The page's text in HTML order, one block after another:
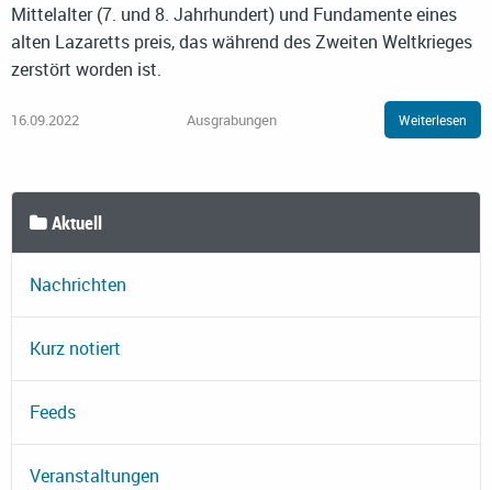
Mittelalter (7. und 8. Jahrhundert) und Fundamente eines
alten Lazaretts preis, das während des Zweiten Weltkrieges
zerstört worden ist.
16.09.2022 Ausgrabungen Weiterlesen
Aktuell
Nachrichten
Kurz notiert
Feeds
Veranstaltungen